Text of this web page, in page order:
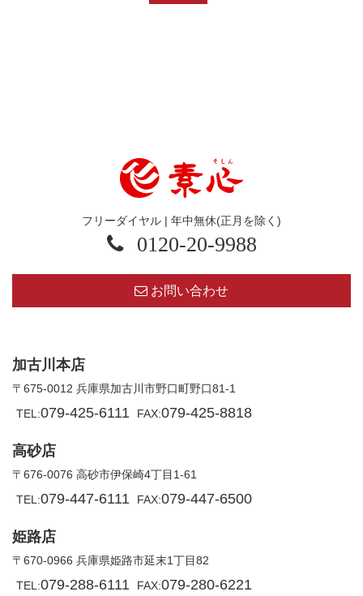
フリーダイヤル | 年中無休(正月を除く)
0120-20-9988
お問い合わせ
加古川本店
〒675-0012 兵庫県加古川市野口町野口81-1
TEL:079-425-6111 FAX:079-425-8818
高砂店
〒676-0076 高砂市伊保崎4丁目1-61
TEL:079-447-6111 FAX:079-447-6500
姫路店
〒670-0966 兵庫県姫路市延末1丁目82
TEL:079-288-6111 FAX:079-280-6221